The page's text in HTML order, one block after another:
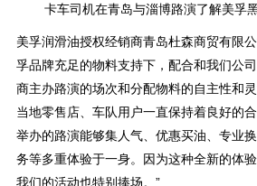
卡车司机在青岛与淄博路演了解美孚
美孚润滑油授权经销商青岛杜森商贸有限
孚品牌充足的物料支持下，配合和我们公
商主办路演的场次和分配物料的自主性和
当地零售店、车队用户一直保持着良好的
举办的路演能够集人气、优惠买油、专业
务等多重体验于一身。因为这种全新的体
我们的活动也特别捧场。”